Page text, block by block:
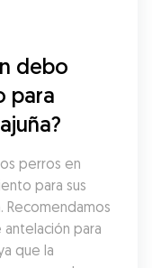
debo
para
perros en
para sus
Recomendamos
para
que la